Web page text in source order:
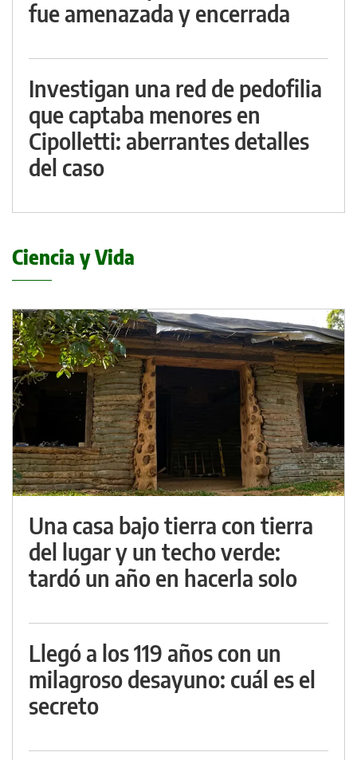
fue amenazada y encerrada
Investigan una red de pedofilia
que captaba menores en
Cipolletti: aberrantes detalles
del caso
Ciencia y Vida
Una casa bajo tierra con tierra
del lugar y un techo verde:
tardó un año en hacerla solo
Llegó a los 119 años con un
milagroso desayuno: cuál es el
secreto